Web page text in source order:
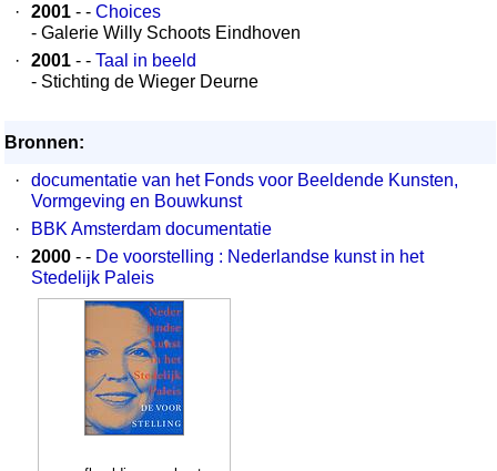
·
2001 - - Choices
- Galerie Willy Schoots Eindhoven
·
2001 - - Taal in beeld
- Stichting de Wieger Deurne
Bronnen:
·
documentatie van het Fonds voor Beeldende Kunsten,
Vormgeving en Bouwkunst
·
BBK Amsterdam documentatie
·
2000 - - De voorstelling : Nederlandse kunst in het
Stedelijk Paleis